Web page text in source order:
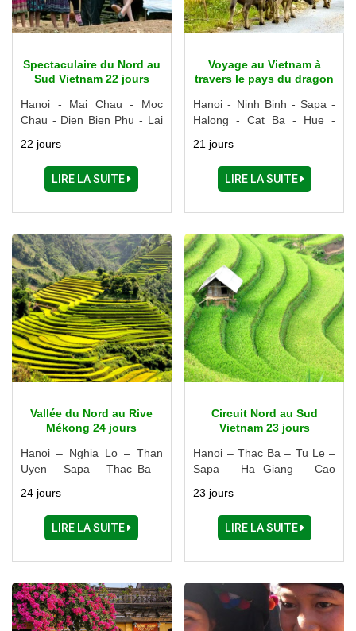
Voyage au Vietnam à
travers le pays du dragon
Hanoi - Ninh Binh - Sapa -
Halong - Cat Ba - Hue -
Trang - Dalat - Ho Chi Minh
Ville - My Tho - Delta du
Mékong - Tay Ninh - Cu Chi
21 jours
LIRE LA SUITE
Spectaculaire du Nord au
Sud Vietnam 22 jours
Hanoi - Mai Chau - Moc
Chau - Dien Bien Phu - Lai
Halong - Hue - Hoi An -
Danang - Nha Trang - Cu
Chi - Cai Be - Ho Chi Minh
22 jours
LIRE LA SUITE
Circuit Nord au Sud
Vietnam 23 jours
Hanoi – Thac Ba – Tu Le –
Sapa – Ha Giang – Cao
Halong – Hue – Hoi An –
Danang – Cai Be – Ho Chi
Minh Ville
23 jours
LIRE LA SUITE
Vallée du Nord au Rive
Mékong 24 jours
Hanoi – Nghia Lo – Than
Uyen – Sapa – Thac Ba –
– Hue – Hoi An – Danang –
Delta du Mékong – Can
Tho – Ho Chi Minh Ville
24 jours
LIRE LA SUITE